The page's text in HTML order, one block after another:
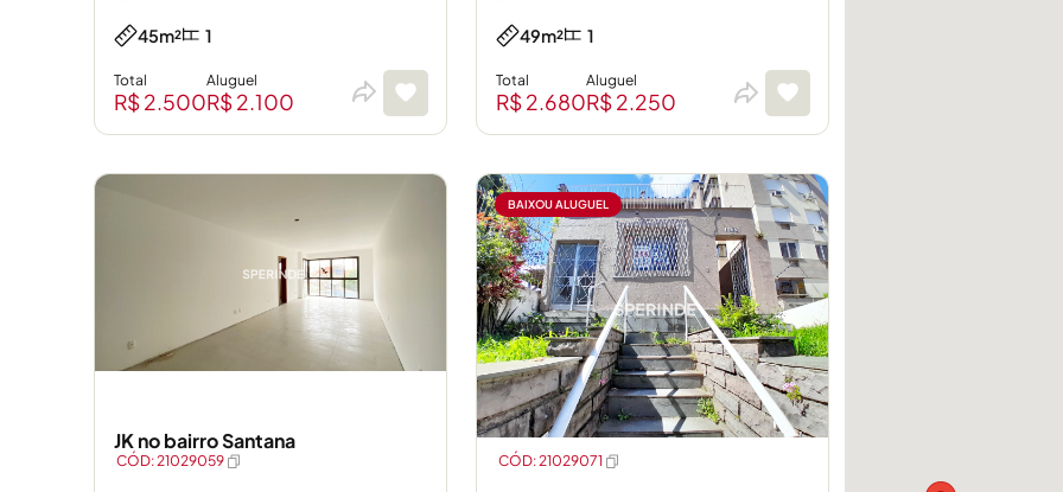
45m² 1
Total
R$ 2.500
Aluguel
R$ 2.100
49m² 1
Total
R$ 2.680
Aluguel
R$ 2.250
JK no bairro Santana
CÓD: 21029059
BAIXOU ALUGUEL
CÓD: 21029071